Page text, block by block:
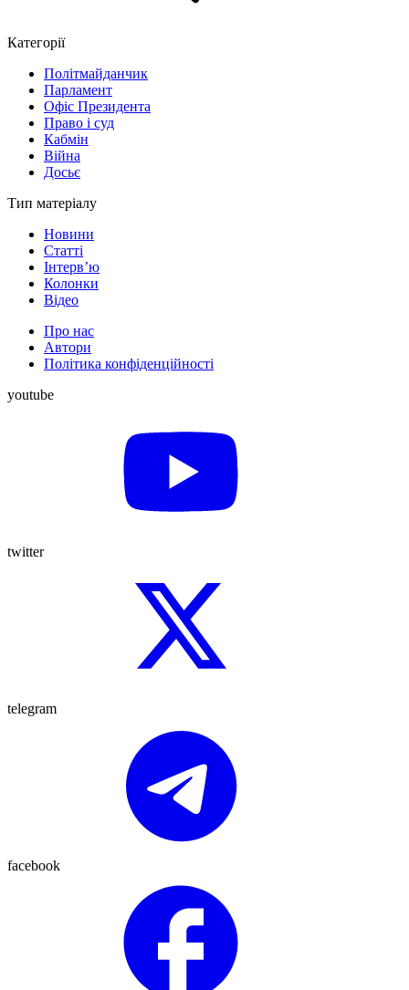
Категорії
Політмайданчик
Парламент
Офіс Президента
Право і суд
Кабмін
Війна
Досьє
Тип матеріалу
Новини
Статті
Інтерв’ю
Колонки
Відео
Про нас
Автори
Політика конфіденційності
youtube
twitter
telegram
facebook